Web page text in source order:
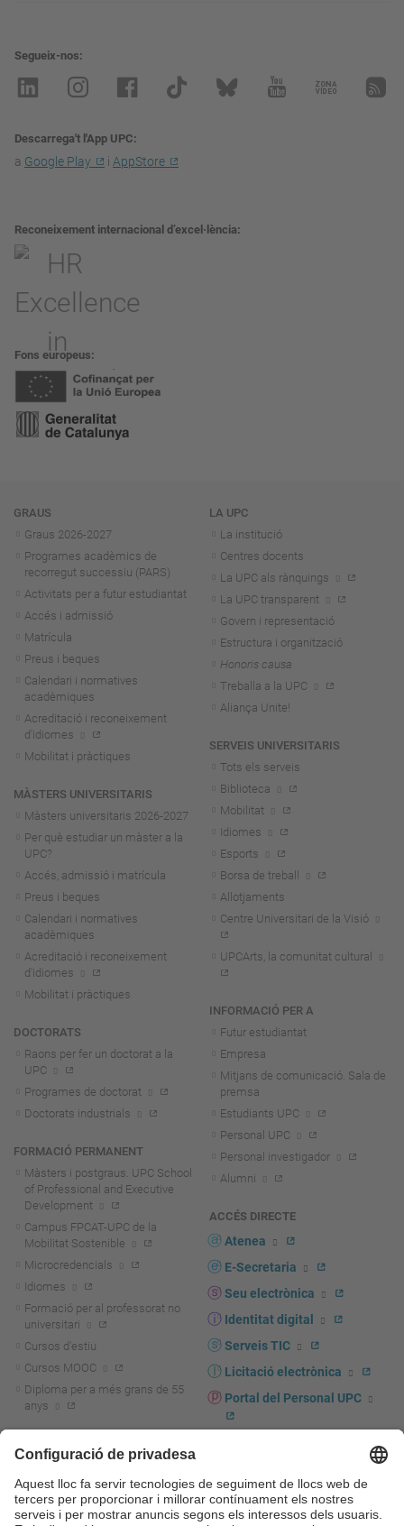
Segueix-nos
Descarrega't l'App UPC
a Google Play i AppStore
Reconeixement internacional d’excel·lència
Fons europeus
Navegació
GRAUS
Graus 2026-2027
Programes acadèmics de
recorregut successiu (PARS)
Activitats per a futur estudiantat
Accés i admissió
Matrícula
Preus i beques
Calendari i normatives
acadèmiques
Acreditació i reconeixement
d'idiomes
Mobilitat i pràctiques
MÀSTERS UNIVERSITARIS
Màsters universitaris 2026-2027
Per què estudiar un màster a la
UPC?
Accés, admissió i matrícula
Preus i beques
Calendari i normatives
acadèmiques
Acreditació i reconeixement
d'idiomes
Mobilitat i pràctiques
DOCTORATS
Raons per fer un doctorat a la
UPC
Programes de doctorat
Doctorats industrials
FORMACIÓ PERMANENT
Màsters i postgraus. UPC School
of Professional and Executive
Development
Campus FPCAT-UPC de la
Mobilitat Sostenible
Microcredencials
Idiomes
Formació per al professorat no
universitari
Cursos d'estiu
Cursos MOOC
Diploma per a més grans de 55
anys
Actualitat R+D+I
La recerca a la UPC
La transferència, l'emprenedoria i
LA UPC
La institució
Centres docents
La UPC als rànquings
La UPC transparent
Govern i representació
Estructura i organització
Honoris causa
Treballa a la UPC
Aliança Unite!
SERVEIS UNIVERSITARIS
Tots els serveis
Biblioteca
Mobilitat
Idiomes
Esports
Borsa de treball
Allotjaments
Centre Universitari de la Visió
UPCArts, la comunitat cultural
INFORMACIÓ PER A
Futur estudiantat
Empresa
Mitjans de comunicació. Sala de
premsa
Estudiants UPC
Personal UPC
Personal investigador
Alumni
ACCÉS DIRECTE
Atenea
E-Secretaria
Seu electrònica
Identitat digital
Serveis TIC
Licitació electrònica
Portal del Personal UPC
UPCshop, marxandatge
Sala de premsa